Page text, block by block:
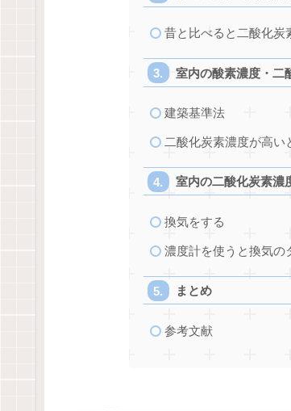
昔と比べると二酸化炭
室内の酸素濃度・二
建築基準法
二酸化炭素濃度が高い
室内の二酸化炭素濃
換気をする
濃度計を使うと換気の
まとめ
参考文献